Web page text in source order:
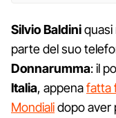
Silvio Baldiniquasi
parte del suo
Donnarumma: il
Italia, appenafatta
Mondialidopo aver